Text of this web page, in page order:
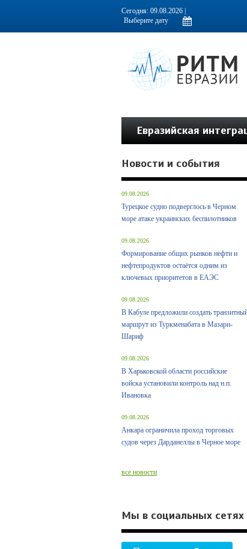
Информационно-аналитическое издание, посвященное
Сегодня: 09.08.2026 |
Евразийская
Новости и события
09.08.2026
Турецкое судно подверглось в Черном
море атаке украинских беспилотников
09.08.2026
Формирование общих рынков нефти и
нефтепродуктов остаётся одним из
ключевых приоритетов в ЕАЭС
09.08.2026
В Кабуле предложили создать
маршрут из Туркменабата в Мазари-
Шариф
09.08.2026
В Харьковской области российские
войска установили контроль над н.п.
Ивановка
09.08.2026
Анкара ограничила проход торговых
судов через Дарданеллы в Черное море
все новости
Мы в социальных сетях